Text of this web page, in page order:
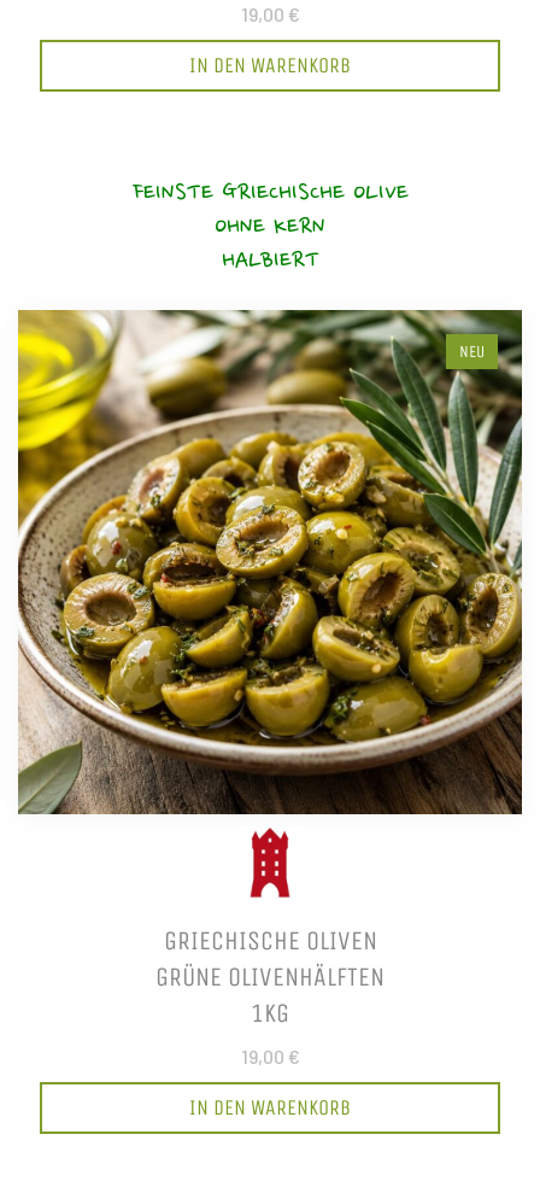
19,00 €
IN DEN WARENKORB
FEINSTE GRIECHISCHE OLIVE
OHNE KERN
HALBIERT
NEU
GRIECHISCHE OLIVEN
GRÜNE OLIVENHÄLFTEN
1KG
19,00 €
IN DEN WARENKORB